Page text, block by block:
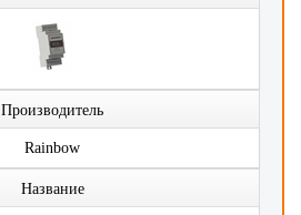
Производитель
Rainbow
Название